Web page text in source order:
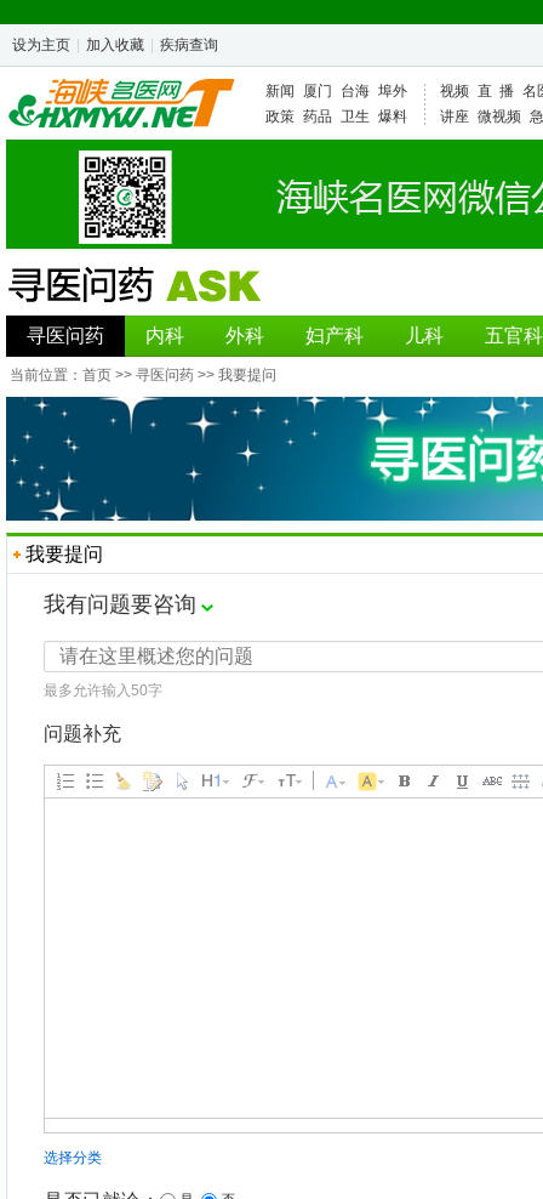
设为主页 加入收藏 疾病查询
新闻 厦门 台海 埠外
政策 药品 卫生 爆料
视频 直 播 名
讲座 微视频
寻医问药 内科 外科 妇产科 儿科 五官科
当前位置： 首页 >> 寻医问药 >> 我要提问
我要提问
我有问题要咨询
最多允许输入50字
问题补充
选择分类